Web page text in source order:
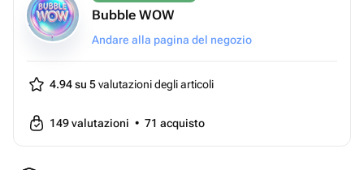
Bubble WOW
Andare alla pagina del negozio
4.94 su 5valutazioni degli articoli
149valutazioni • 71 acquisto